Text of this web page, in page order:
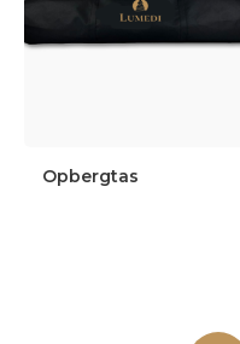
Opbergtas